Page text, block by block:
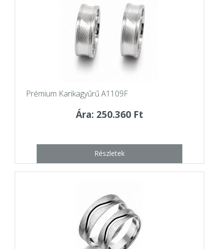
Prémium Karikagyűrű A1109F
Ára: 250.360 Ft
Részletek